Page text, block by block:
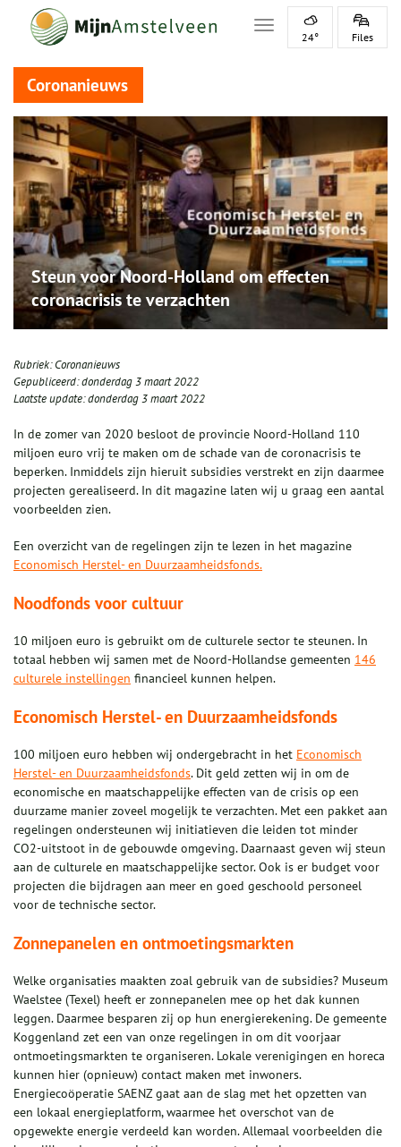
Toggle navigation
24° Files
Coronanieuws
Steun voor Noord-Holland om effecten
coronacrisis te verzachten
Rubriek:Coronanieuws
Gepubliceerd:donderdag 3 maart 2022
Laatste update:donderdag 3 maart 2022
In de zomer van 2020 besloot de provincie Noord-Holland 110
miljoen euro vrij te maken om de schade van de coronacrisis te
beperken. Inmiddels zijn hieruit subsidies verstrekt en zijn daarmee
projecten gerealiseerd. In dit magazine laten wij u graag een aantal
voorbeelden zien.
Een overzicht van de regelingen zijn te lezen in het magazine
Economisch Herstel- en Duurzaamheidsfonds.
Noodfonds voor cultuur
10 miljoen euro is gebruikt om de culturele sector te steunen. In
totaal hebben wij samen met de Noord-Hollandse gemeenten 146
culturele instellingen financieel kunnen helpen.
Economisch Herstel- en Duurzaamheidsfonds
100 miljoen euro hebben wij ondergebracht in het Economisch
Herstel- en Duurzaamheidsfonds. Dit geld zetten wij in om de
economische en maatschappelijke effecten van de crisis op een
duurzame manier zoveel mogelijk te verzachten. Met een pakket aan
regelingen ondersteunen wij initiatieven die leiden tot minder
CO2-uitstoot in de gebouwde omgeving. Daarnaast geven wij steun
aan de culturele en maatschappelijke sector. Ook is er budget voor
projecten die bijdragen aan meer en goed geschoold personeel
voor de technische sector.
Zonnepanelen en ontmoetingsmarkten
Welke organisaties maakten zoal gebruik van de subsidies? Museum
Waelstee (Texel) heeft er zonnepanelen mee op het dak kunnen
leggen. Daarmee besparen zij op hun energierekening. De gemeente
Koggenland zet een van onze regelingen in om dit voorjaar
ontmoetingsmarkten te organiseren. Lokale verenigingen en horeca
kunnen hier (opnieuw) contact maken met inwoners.
Energiecoöperatie SAENZ gaat aan de slag met het opzetten van
een lokaal energieplatform, waarmee het overschot van de
opgewekte energie verdeeld kan worden. Allemaal voorbeelden die